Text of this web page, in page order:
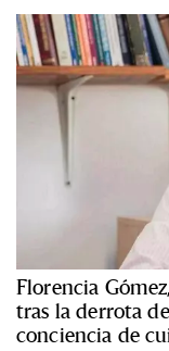
Florencia
tras la derrota
conciencia de